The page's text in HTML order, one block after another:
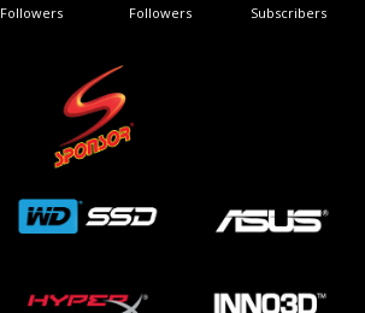
Followers Followers Subscribers